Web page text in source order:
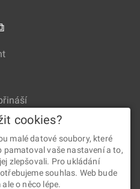
cookies?
malé datové soubory, které
pamatoval vaše nastavení a to,
zlepšovali. Pro ukládání
souhlas. Web bude
o něco lépe.